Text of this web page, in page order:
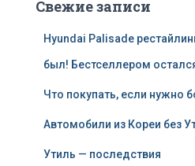
Свежие записи
Hyundai Palisade
был! Бестселлером
Что покупать, если нужно
Автомобили из Кореи без
Утиль — последствия